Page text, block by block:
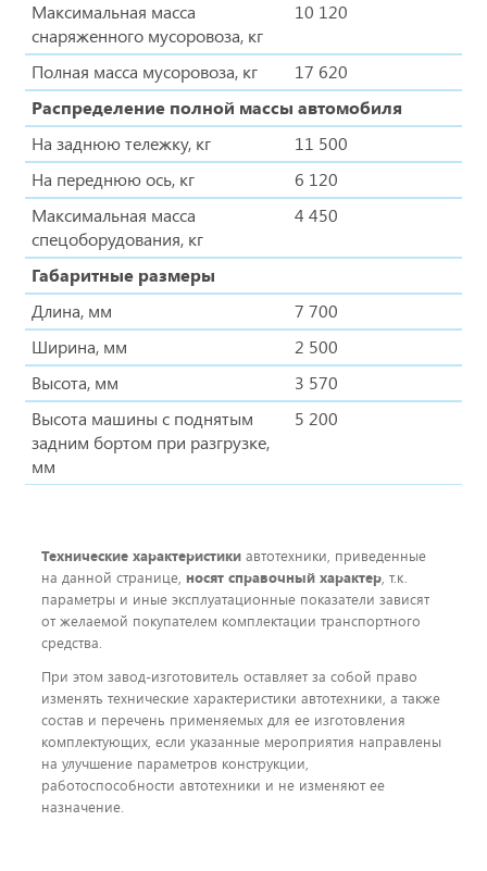
Максимальная масса
снаряженного мусоровоза, кг
10 120
Полная масса мусоровоза, кг
17 620
Распределение полной массы автомобиля
На заднюю тележку, кг
11 500
На переднюю ось, кг
6 120
Максимальная масса
спецоборудования, кг
4 450
Габаритные размеры
Длина, мм
7 700
Ширина, мм
2 500
Высота, мм
3 570
Высота машины с поднятым
задним бортом при разгрузке,
мм
5 200
Технические характеристики автотехники, приведенные
на данной странице, носят справочный характер, т.к.
параметры и иные эксплуатационные показатели зависят
от желаемой покупателем комплектации транспортного
средства.
При этом завод-изготовитель оставляет за собой право
изменять технические характеристики автотехники, а также
состав и перечень применяемых для ее изготовления
комплектующих, если указанные мероприятия направлены
на улучшение параметров конструкции,
работоспособности автотехники и не изменяют ее
назначение.